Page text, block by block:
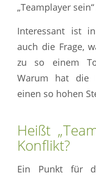
„Teamplayer
Interessant ist
auch die Frage,
zu so einem
Warum hat die
einen so hohen
Heißt
Konflikt?
Ein Punkt für